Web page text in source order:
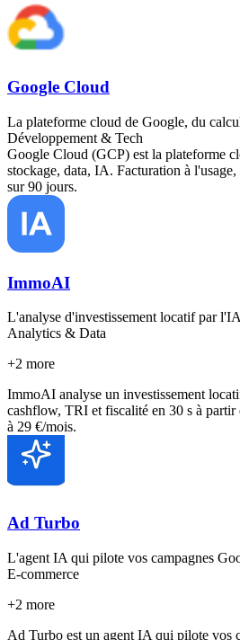
Google Cloud
La plateforme cloud de Google, du
Développement & Tech
Google Cloud (GCP) est la plateforme
stockage, data, IA. Facturation à
sur 90 jours.
ImmoAI
L'analyse d'investissement locatif par l'IA
Analytics & Data
+2 more
ImmoAI analyse un investissement
cashflow, TRI et fiscalité en 30 s à partir
à 29 €/mois.
Ad Turbo
L'agent IA qui pilote vos campagnes
E-commerce
+2 more
Ad Turbo est un agent IA qui pilote vos